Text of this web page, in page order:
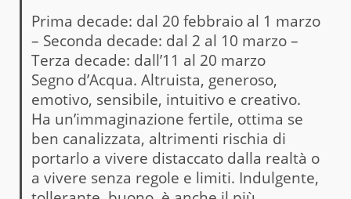
Prima decade: dal 20 febbraio al 1 marzo
– Seconda decade: dal 2 al 10 marzo –
Terza decade: dall’11 al 20 marzo
Segno d’Acqua. Altruista, generoso,
emotivo, sensibile, intuitivo e creativo.
Ha un’immaginazione fertile, ottima se
ben canalizzata, altrimenti rischia di
portarlo a vivere distaccato dalla realtà o
a vivere senza regole e limiti. Indulgente,